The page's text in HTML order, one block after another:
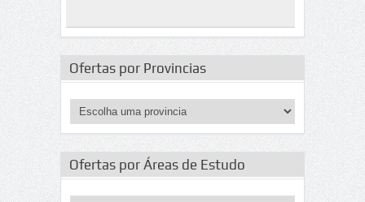
Ofertas por Provincias
Ofertas por Áreas de Estudo